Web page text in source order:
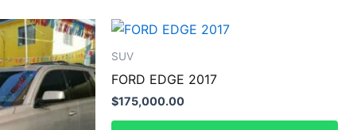
SUV
FORD EDGE 2017
$175,000.00